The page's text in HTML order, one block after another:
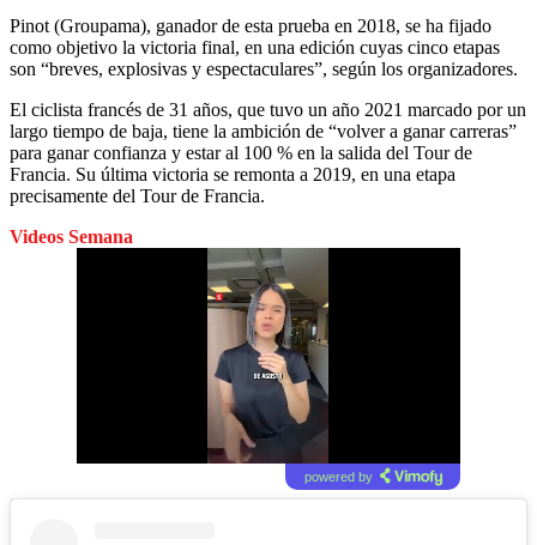
Pinot (Groupama), ganador de esta prueba en 2018, se ha fijado
como objetivo la victoria final, en una edición cuyas cinco etapas
son “breves, explosivas y espectaculares”, según los organizadores.
El ciclista francés de 31 años, que tuvo un año 2021 marcado por un
largo tiempo de baja, tiene la ambición de “volver a ganar carreras”
para ganar confianza y estar al 100 % en la salida del Tour de
Francia. Su última victoria se remonta a 2019, en una etapa
precisamente del Tour de Francia.
Videos Semana
powered by